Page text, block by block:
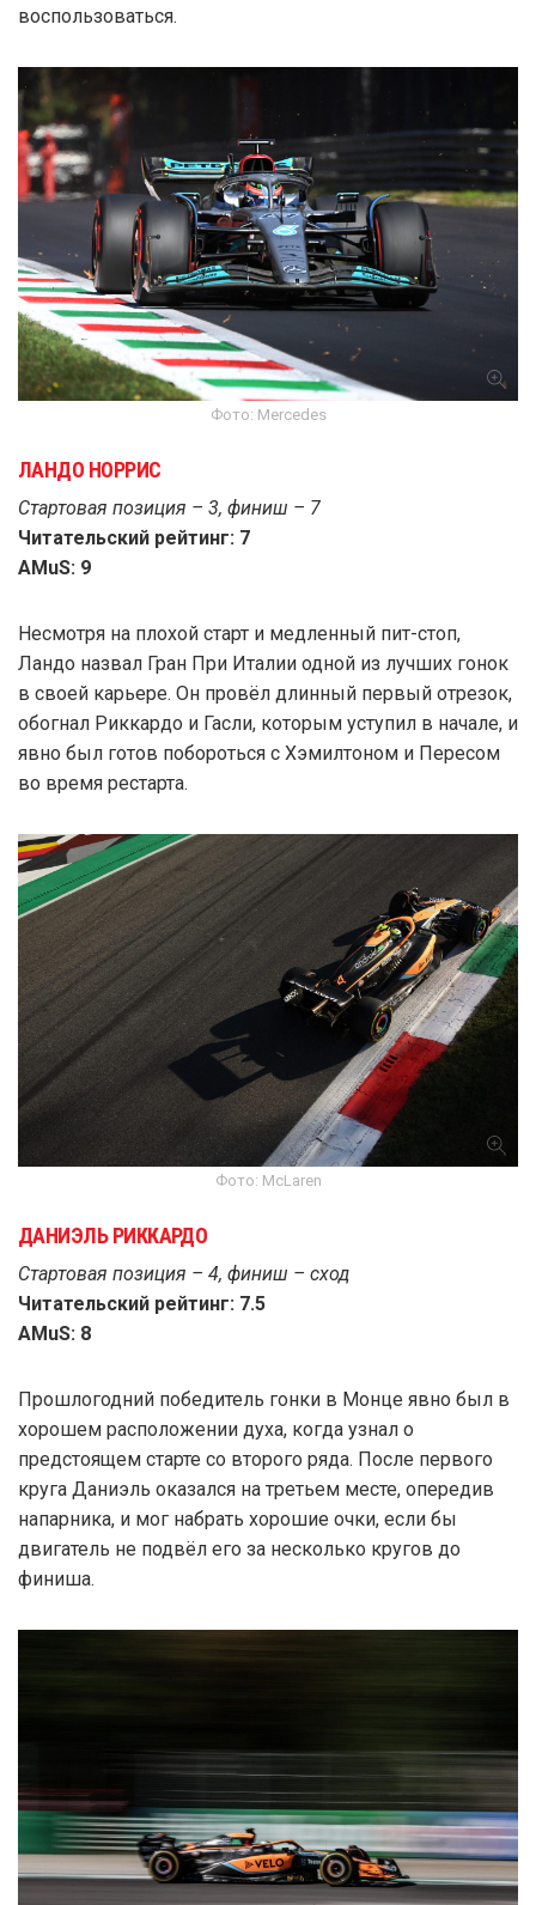
воспользоваться.
Фото: Mercedes
ЛАНДО НОРРИС
Стартовая позиция – 3, финиш – 7
Читательский рейтинг: 7
AMuS: 9
Несмотря на плохой старт и медленный пит-стоп,
Ландо назвал Гран При Италии одной из лучших гонок
в своей карьере. Он провёл длинный первый отрезок,
обогнал Риккардо и Гасли, которым уступил в начале, и
явно был готов побороться с Хэмилтоном и Пересом
во время рестарта.
Фото: McLaren
ДАНИЭЛЬ РИККАРДО
Стартовая позиция – 4, финиш – сход
Читательский рейтинг: 7.5
AMuS: 8
Прошлогодний победитель гонки в Монце явно был в
хорошем расположении духа, когда узнал о
предстоящем старте со второго ряда. После первого
круга Даниэль оказался на третьем месте, опередив
напарника, и мог набрать хорошие очки, если бы
двигатель не подвёл его за несколько кругов до
финиша.